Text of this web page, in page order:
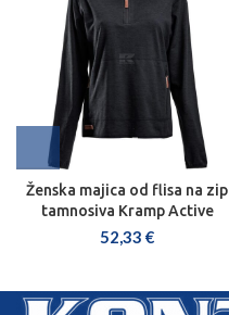
Ženska majica od flisa na zip
tamnosiva Kramp Active
52,33 €